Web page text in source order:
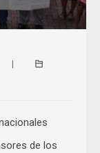
de los